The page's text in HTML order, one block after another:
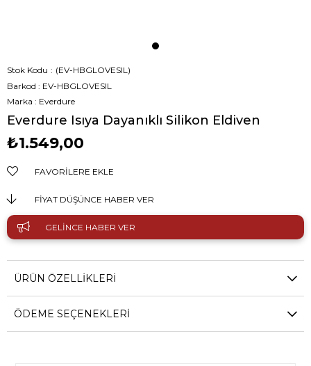
Stok Kodu
(EV-HBGLOVESIL)
Barkod : EV-HBGLOVESIL
Marka : Everdure
Everdure Isıya Dayanıklı Silikon Eldiven
₺1.549,00
FAVORILERE EKLE
FIYAT DÜŞÜNCE HABER VER
GELINCE HABER VER
ÜRÜN ÖZELLIKLERI
ÖDEME SEÇENEKLERI